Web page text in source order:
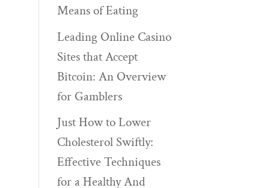
Means of Eating
Leading Online Casino
Sites that Accept
Bitcoin: An Overview
for Gamblers
Just How to Lower
Cholesterol Swiftly:
Effective Techniques
for a Healthy And